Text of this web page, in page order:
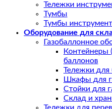
Тележки
Тумбы
Тумбы
Оборудование для
Газобаллонное
Контейнеры
баллонов
Тележки для
Шкафы для
Стойки для
Склад и